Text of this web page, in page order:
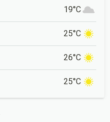
19°C
25°C
26°C
25°C